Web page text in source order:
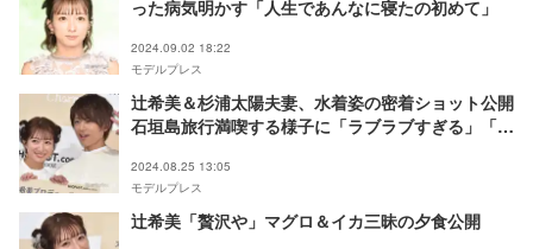
った病気明かす「人生であんなに寝たの初めて」
2024.09.02 18:22
モデルプレス
辻希美＆杉浦太陽夫妻、水着姿の密着ショット公開
石垣島旅行満喫する様子に「ラブラブすぎる」「な
2024.08.25 13:05
モデルプレス
辻希美「贅沢や」マグロ＆イカ三昧の夕食公開